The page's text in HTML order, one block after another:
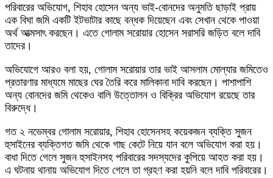
পরিবারের অভিযোগ, শিহাব হোসেন অন্য ভাই-বোনদের অনুমতি ছাড়াই প্রায়
এক বিঘা জমি একটি ইটভাটার কাছে বন্ধক দিয়েছেন এবং সেখান থেকে পাওয়া
অর্থ আত্মসাৎ করছেন। এতে গোলাম সরোয়ার হোসেন সরাসরি জড়িত বলে দাবি
তাদের।
অভিযোগে আরও বলা হয়, গোলাম সরোয়ার তার ভাই আসলাম মোল্যার জমিতেও
প্রতারণার মাধ্যমে মাছের ঘের তৈরি করে মালিকানা দাবি করছেন। পাশাপাশি
অন্য বোনদের জমি থেকেও বালি উত্তোলন ও বিক্রির অভিযোগ রয়েছে তার
বিরুদ্ধে।
গত ২ নভেম্বর গোলাম সরোয়ার, শিহাব হোসেনসহ কয়েকজন ব্যক্তি সুজন
হুসাইনের ব্যক্তিগত জমি থেকে গাছ কেটে নিয়ে যান বলে অভিযোগ করা হয়।
বাধা দিতে গেলে সুজন হুসাইনসহ পরিবারের সদস্যদের কুপিয়ে আহত করা হয়।
এ ঘটনায় থানায় অভিযোগ দিতে গেলে তা গ্রহণ করা হয়নি বলে দাবি পরিবারের।